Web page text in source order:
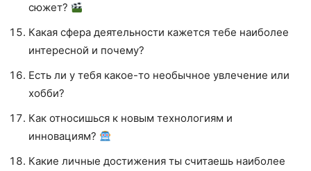
сюжет?
Какая сфера деятельности кажется тебе наиболее
интересной и почему?
Есть ли у тебя какое-то необычное увлечение или
хобби?
Как относишься к новым технологиям и
инновациям?
Какие личные достижения ты считаешь наиболее